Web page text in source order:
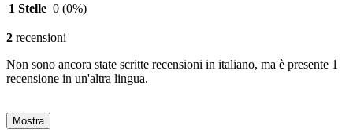
1 Stelle 0 (0%)
2 recensioni
Non sono ancora state scritte recensioni in italiano, ma è presente 1
recensione in un'altra lingua.
Mostra